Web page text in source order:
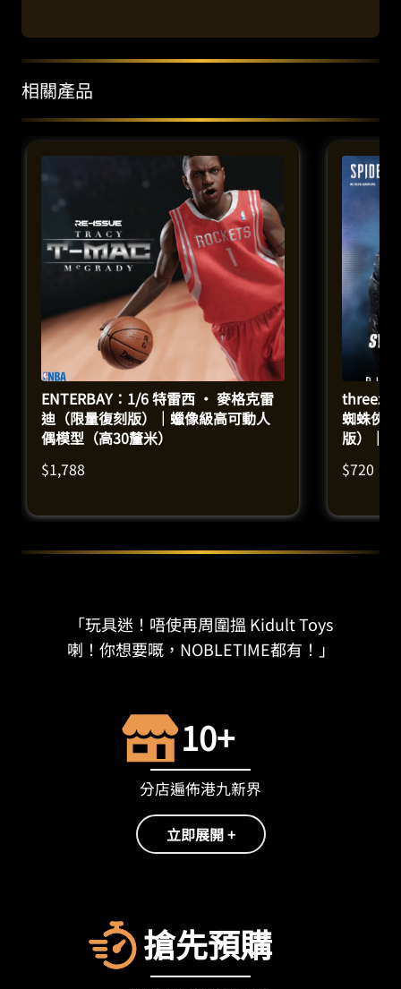
相關產品
ENTERBAY：1/6 特雷西 · 麥格克雷
迪（限量復刻版）｜蠟像級高可動人
偶模型（高30釐米）
$1,788
蜘蛛俠
版）｜
$720
「玩具迷！唔使再周圍搵 Kidult Toys
喇！你想要嘅，NOBLETIME都有！」
10+
分店遍佈港九新界
立即展開 +
搶先預購